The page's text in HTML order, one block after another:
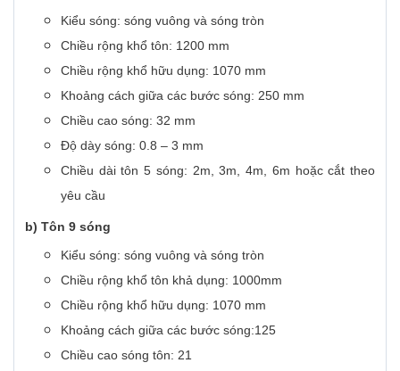
Kiểu sóng: sóng vuông và sóng tròn
Chiều rộng khổ tôn: 1200 mm
Chiều rộng khổ hữu dụng: 1070 mm
Khoảng cách giữa các bước sóng: 250 mm
Chiều cao sóng: 32 mm
Độ dày sóng: 0.8 – 3 mm
Chiều dài tôn 5 sóng: 2m, 3m, 4m, 6m hoặc cắt theo
yêu cầu
b) Tôn 9 sóng
Kiểu sóng: sóng vuông và sóng tròn
Chiều rộng khổ tôn khả dụng: 1000mm
Chiều rộng khổ hữu dụng: 1070 mm
Khoảng cách giữa các bước sóng:125
Chiều cao sóng tôn: 21